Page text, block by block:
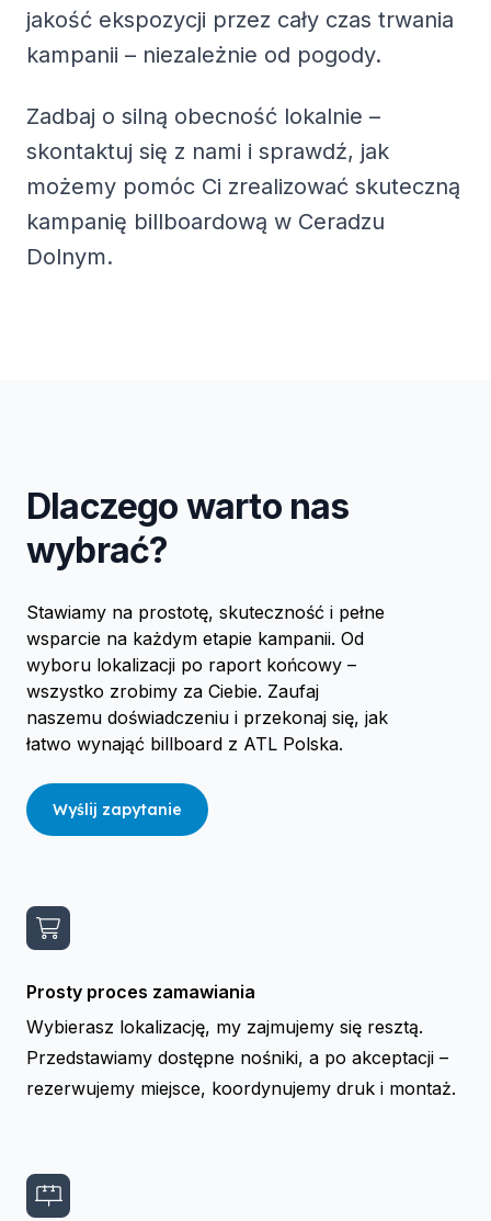
jakość ekspozycji przez cały czas trwania
kampanii – niezależnie od pogody.
Zadbaj o silną obecność lokalnie –
skontaktuj się z nami i sprawdź, jak
możemy pomóc Ci zrealizować skuteczną
kampanię billboardową w Ceradzu
Dolnym.
Dlaczego warto nas
wybrać?
Stawiamy na prostotę, skuteczność i pełne
wsparcie na każdym etapie kampanii. Od
wyboru lokalizacji po raport końcowy –
wszystko zrobimy za Ciebie. Zaufaj
naszemu doświadczeniu i przekonaj się, jak
łatwo wynająć billboard z ATL Polska.
Wyślij zapytanie
Prosty proces zamawiania
Wybierasz lokalizację, my zajmujemy się resztą.
Przedstawiamy dostępne nośniki, a po akceptacji –
rezerwujemy miejsce, koordynujemy druk i montaż.